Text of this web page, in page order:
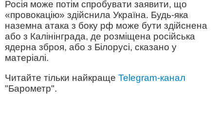
Росія може потім спробувати заявити, що
«провокацію» здійснила Україна. Будь-яка
наземна атака з боку рф може бути здійснена
або з Калінінграда, де розміщена російська
ядерна зброя, або з Білорусі, сказано у
матеріалі.
Читайте тільки найкраще Telegram-канал
"Барометр".